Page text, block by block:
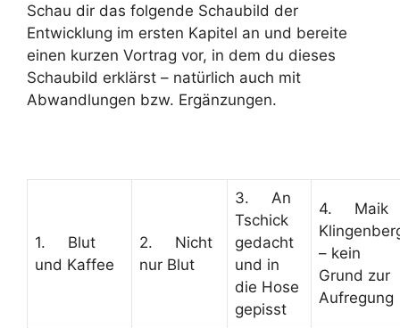
Schau dir das folgende Schaubild der
Entwicklung im ersten Kapitel an und bereite
einen kurzen Vortrag vor, in dem du dieses
Schaubild erklärst – natürlich auch mit
Abwandlungen bzw. Ergänzungen.
1. Blut
und Kaffee
2. Nicht
nur Blut
3. An
Tschick
gedacht
und in
die Hose
gepisst
4. Maik
– kein
Grund zur
Aufregung